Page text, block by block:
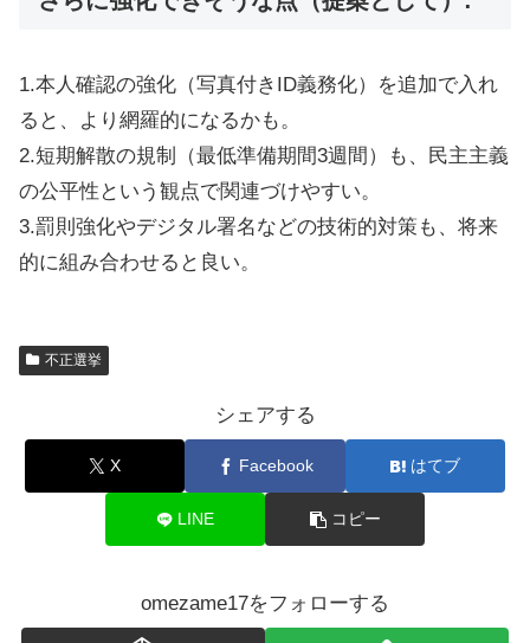
1.本人確認の強化（写真付きID義務化）を追加で入れ
ると、より網羅的になるかも。
2.短期解散の規制（最低準備期間3週間）も、民主主義
の公平性という観点で関連づけやすい。
3.罰則強化やデジタル署名などの技術的対策も、将来
的に組み合わせると良い。
不正選挙
シェアする
X Facebook はてブ
LINE コピー
omezame17をフォローする